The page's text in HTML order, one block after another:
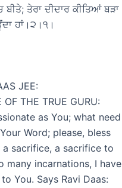
ਤੇਰਾ ਦੀਦਾਰ ਕੀਤਿਆਂ ਬੜਾ
ਹਾਂ।੨।੧।
JEE:
OF THE TRUE GURU:
as You; what need
Word; please, bless
sacrifice, a sacrifice to
many incarnations, I have
You. Says Ravi Daas: